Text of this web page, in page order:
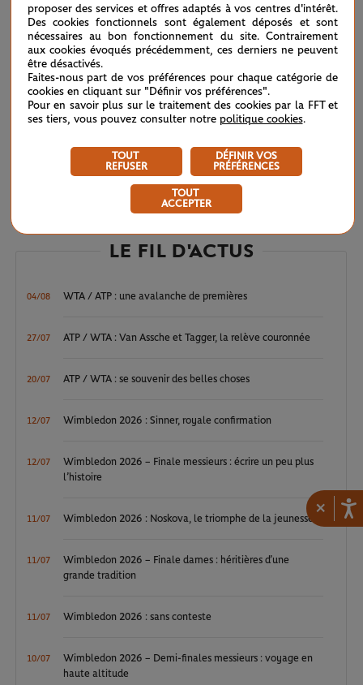
×
Play
Video
LE FIL D'ACTUS
04/08 WTA / ATP : une avalanche de premières
27/07 ATP / WTA : Van Assche et Tagger, la relève couronnée
20/07 ATP / WTA : se souvenir des belles choses
12/07 Wimbledon 2026 : Sinner, royale confirmation
12/07
Wimbledon 2026 – Finale messieurs : écrire un peu plus
l’histoire
11/07 Wimbledon 2026 : Noskova, le triomphe de la jeunesse
11/07
Wimbledon 2026 – Finale dames : héritières d’une
grande tradition
11/07 Wimbledon 2026 : sans conteste
10/07
Wimbledon 2026 – Demi-finales messieurs : voyage en
haute altitude
proposer des services et offres adaptés à vos centres d'intérêt.
Des cookies fonctionnels sont également déposés et sont
nécessaires au bon fonctionnement du site. Contrairement
aux cookies évoqués précédemment, ces derniers ne peuvent
être désactivés.
Faites-nous part de vos préférences pour chaque catégorie de
cookies en cliquant sur "Définir vos préférences".
Pour en savoir plus sur le traitement des cookies par la FFT et
ses tiers, vous pouvez consulter notre politique cookies.
TOUT
REFUSER
DÉFINIR VOS
PRÉFÉRENCES
TOUT
ACCEPTER